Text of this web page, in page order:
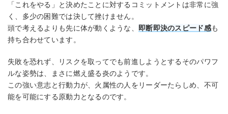
「これをやる」と決めたことに対するコミットメントは非常に強
く、多少の困難では決して挫けません。
頭で考えるよりも先に体が動くような、
即断即決のスピード感も
持ち合わせています。
失敗を恐れず、リスクを取ってでも前進しようとするそのパワフ
ルな姿勢は、まさに燃え盛る炎のようです。
この強い意志と行動力が、火属性の人をリーダーたらしめ、不可
能を可能にする原動力となるのです。